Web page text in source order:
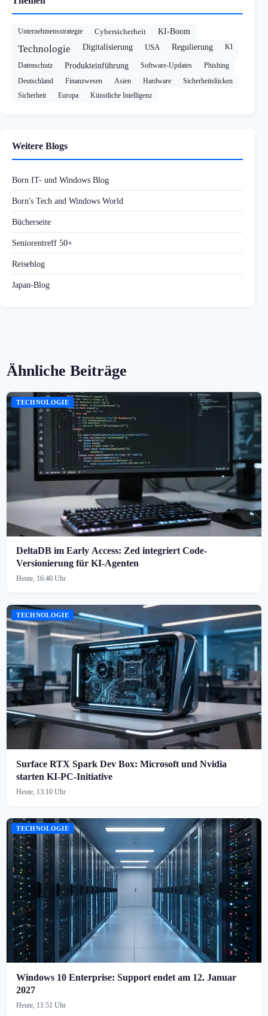
Unternehmensstrategie Cybersicherheit KI-Boom
Technologie Digitalisierung USA Regulierung KI
Datenschutz Produkteinführung Software-Updates
Phishing
Deutschland
Finanzwesen Asien Hardware
Sicherheitslücken
Sicherheit
Europa Künstliche Intelligenz
Weitere Blogs
Born IT- und Windows Blog
Born's Tech and Windows World
Bücherseite
Seniorentreff 50+
Reiseblog
Japan-Blog
Ähnliche Beiträge
TECHNOLOGIE
DeltaDB im Early Access: Zed integriert Code-
Versionierung für KI-Agenten
Heute, 16:40 Uhr
TECHNOLOGIE
Surface RTX Spark Dev Box: Microsoft und Nvidia
starten KI-PC-Initiative
Heute, 13:10 Uhr
TECHNOLOGIE
Windows 10 Enterprise: Support endet am 12. Januar
2027
Heute, 11:51 Uhr